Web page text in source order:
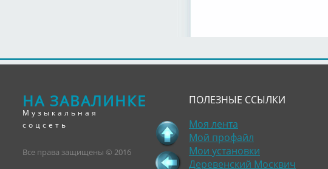
НА ЗАВАЛИНКЕ
Музыкальная
соцсеть
Все права защищены © 2016
ПОЛЕЗНЫЕ ССЫЛКИ
Моя лента
Мой профайл
Мои установки
Деревенский Москвич